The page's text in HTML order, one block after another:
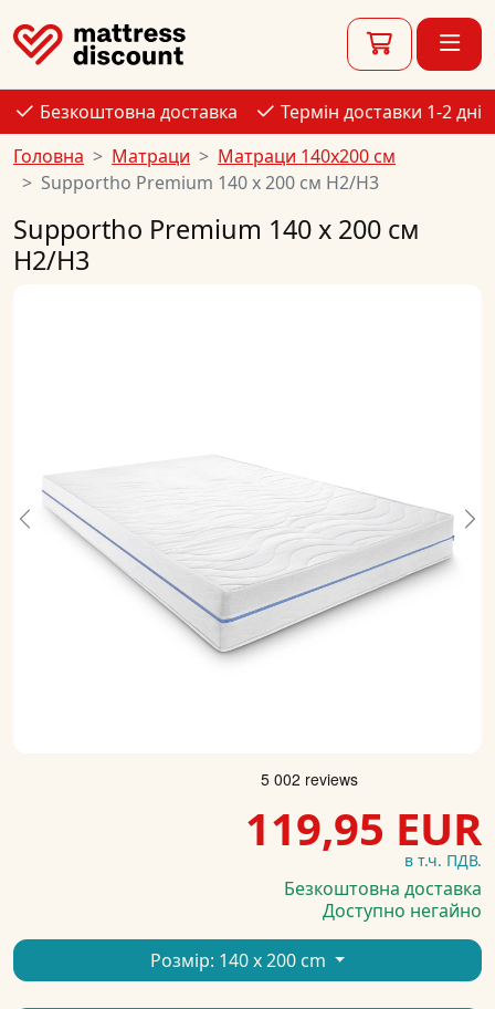
Безкоштовна доставка
Термін доставки 1-2 дні
Головна
Матраци
Матраци 140x200 см
Supportho Premium 140 x 200 см H2/H3
Supportho Premium 140 x 200 см
H2/H3
Previous
119,95 EUR
в т.ч. ПДВ.
Безкоштовна доставка
Доступно негайно
Розмір: 140 x 200 cm